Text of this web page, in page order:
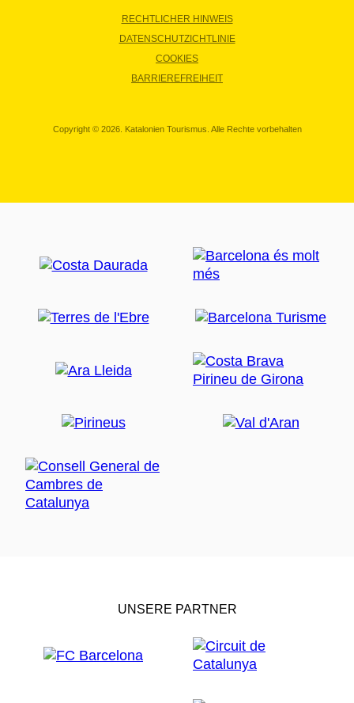
RECHTLICHER HINWEIS
DATENSCHUTZICHTLINIE
COOKIES
BARRIEREFREIHEIT
Copyright © 2026. Katalonien Tourismus. Alle Rechte vorbehalten
UNSERE PARTNER